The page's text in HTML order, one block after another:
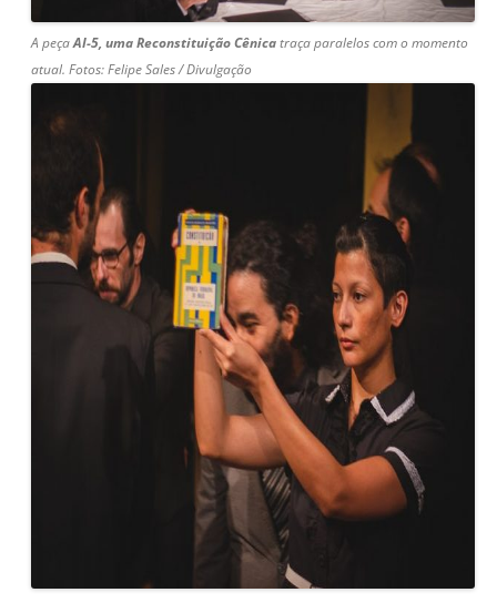
A peçaAI-5, uma Reconstituição Cênicatraça paralelos com o momento
atual. Fotos: Felipe Sales / Divulgação